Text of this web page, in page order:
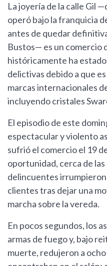
La joyería de la calle Gil
operó bajo la franquicia
antes de quedar
Bustos— es un comercio
históricamente ha estado
delictivas debido a que
marcas internacionales
incluyendo cristales
El episodio de este
espectacular y violento
sufrió el comercio el 19
oportunidad, cerca de las
delincuentes
clientes tras dejar una
marcha sobre la vereda.
En pocos segundos, los
armas de fuego y, bajo
muerte, redujeron a